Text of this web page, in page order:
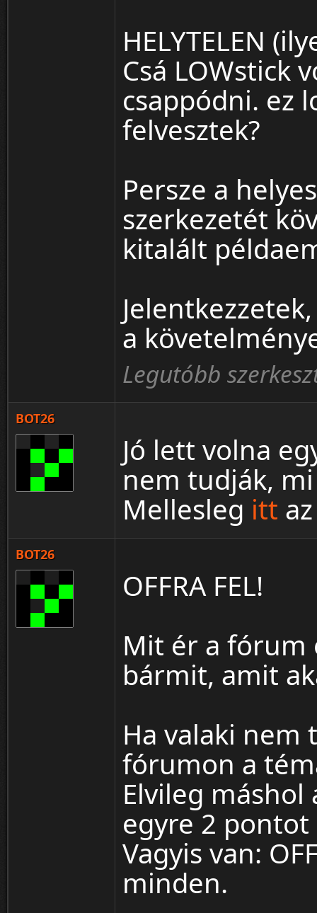
HELYTELEN
Csá LOWstick
csappódni. ez
felvesztek?
Persze a
szerkezetét
kitalált
a
Legutóbb
BOT26
Jó lett volna
nem tudják,
Mellesleg itt
BOT26
OFFRA FEL!
Mit ér a fórum
bármit, amit
Ha valaki nem
fórumon a
Elvileg
egyre 2
Vagyis van:
minden.